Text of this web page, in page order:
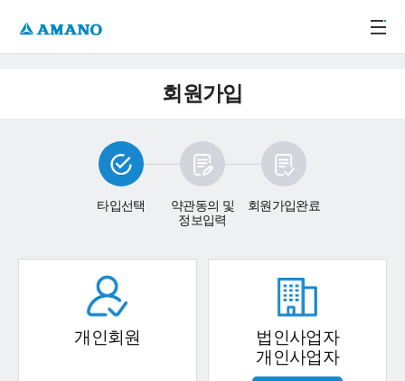
회원가입
타입선택
약관동의 및
정보입력
회원가입완료
개인회원
법인사업자
개인사업자